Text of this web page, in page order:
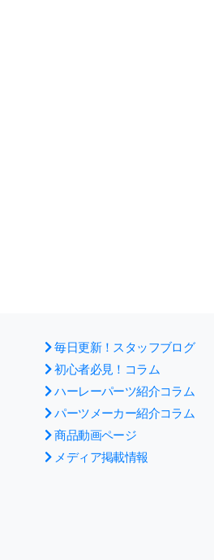
毎日更新！スタッフブログ
初心者必見！コラム
ハーレーパーツ紹介コラム
パーツメーカー紹介コラム
商品動画ページ
メディア掲載情報